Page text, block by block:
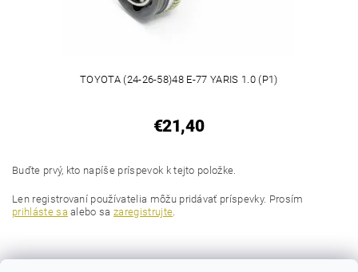
TOYOTA (24-26-58)48 E-77 YARIS 1.0 (P1)
€21,40
Buďte prvý, kto napíše príspevok k tejto položke.
Len registrovaní používatelia môžu pridávať príspevky. Prosím
prihláste sa alebo sazaregistrujte.